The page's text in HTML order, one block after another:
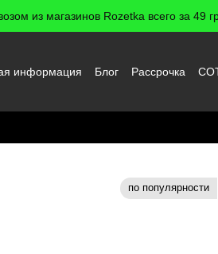
из магазинов Rozetka всего за 49
информация Блог Рассрочка
по популярности